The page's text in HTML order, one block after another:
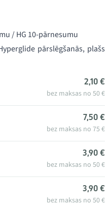
/ HG 10-pārnesumu
pārslēgšanās, plašs
2,10 €
bez maksas no 50 €
7,50 €
bez maksas no 75 €
3,90 €
bez maksas no 50 €
3,90 €
bez maksas no 50 €